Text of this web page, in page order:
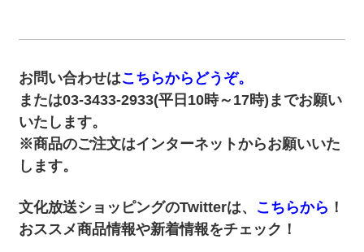
お問い合わせはこちらからどうぞ。
または03-3433-2933(平日10時～17時)までお願い
いたします。
※商品のご注文はインターネットからお願いいた
します。
文化放送ショッピングのTwitterは、 こちらから ！
おススメ商品情報や新着情報をチェック！